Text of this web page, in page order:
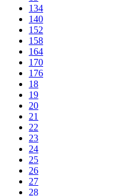
134
140
152
158
164
170
176
18
19
20
21
22
23
24
25
26
27
28